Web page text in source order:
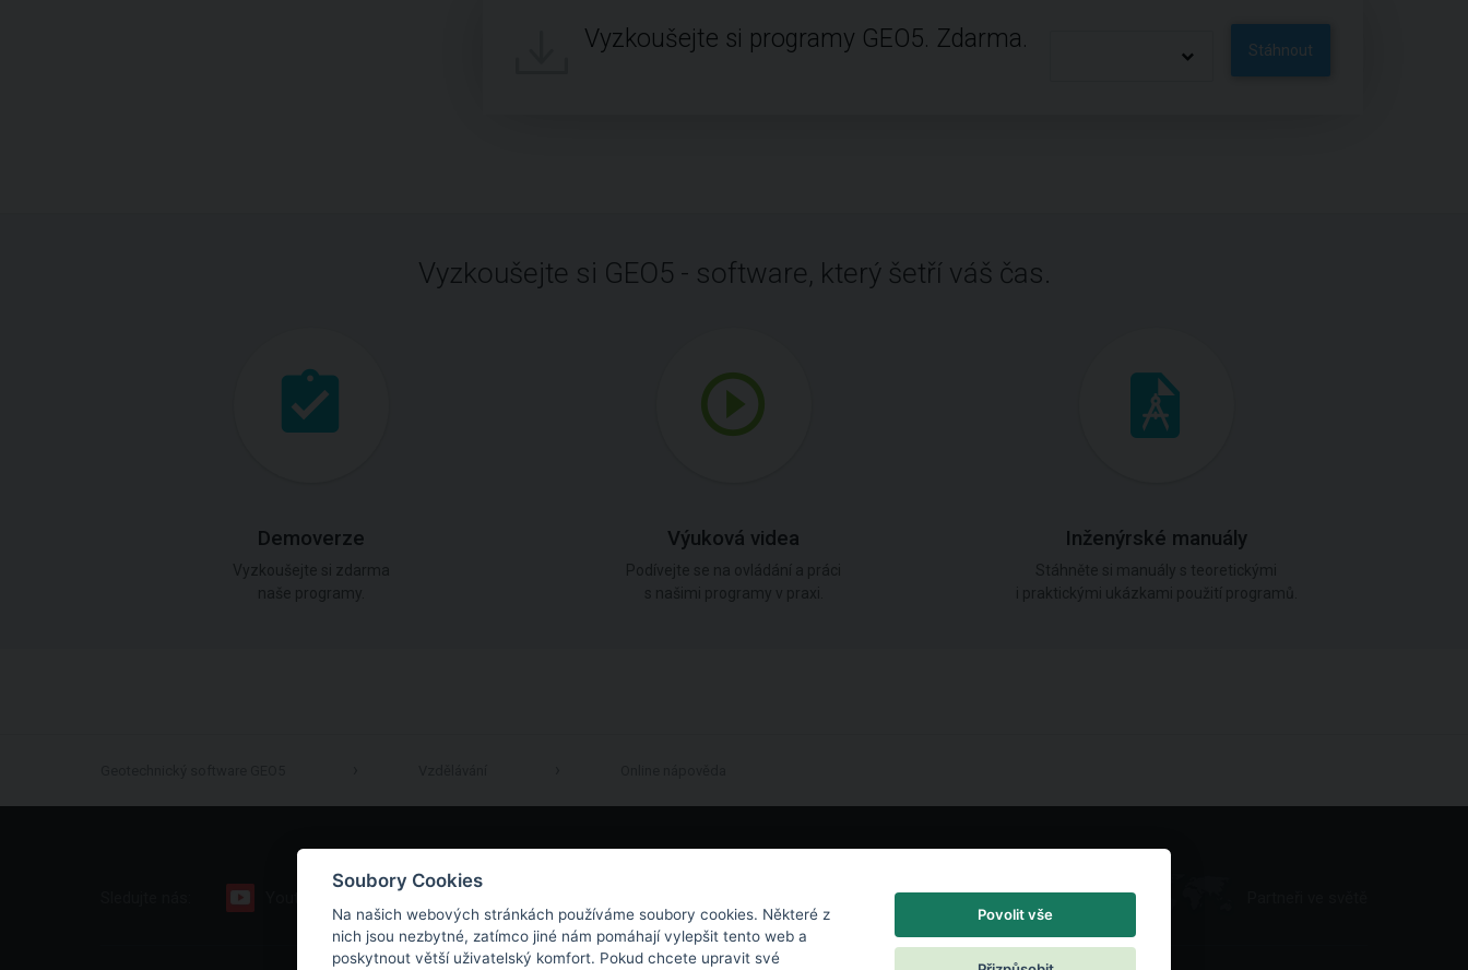
Vyzkoušejte si programy GEO5. Zdarma. Stáhnout
Vyzkoušejte si GEO5 - software, který šetří váš čas.
Demoverze Výuková videa Inženýrské manuály
Soubory Cookies
Na našich webových stránkách používáme soubory cookies. Některé z
nich jsou nezbytné, zatímco jiné nám pomáhají vylepšit tento web a
poskytnout větší uživatelský komfort. Pokud chcete upravit své
Povolit vše